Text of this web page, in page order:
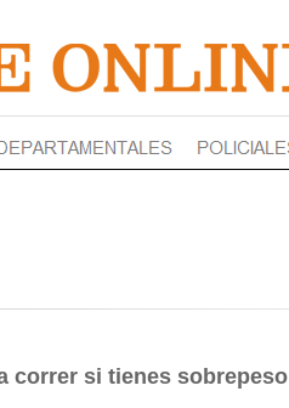
correr si tienes sobrepeso